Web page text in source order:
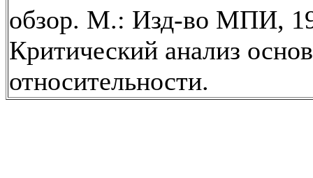
обзор. М.: Изд-во МПИ,
Критический анализ
относительности.